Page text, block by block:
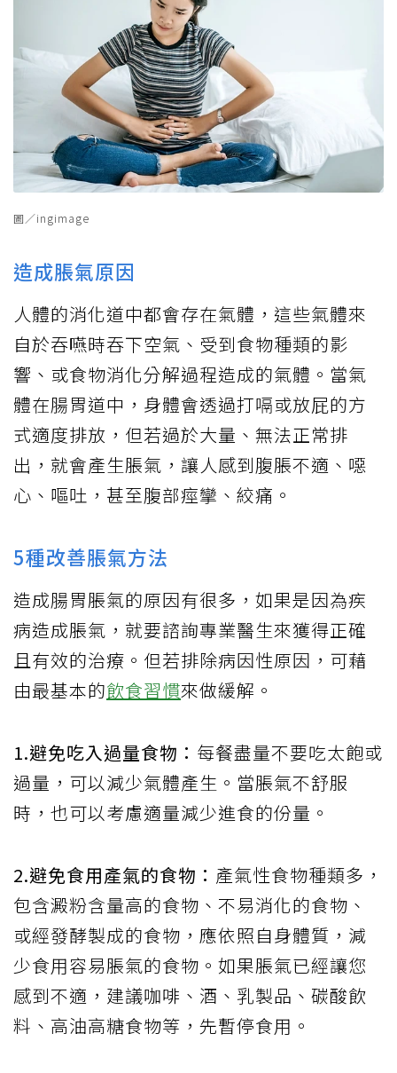
圖／ingimage
造成脹氣原因
人體的消化道中都會存在氣體，這些氣體來
自於吞嚥時吞下空氣、受到食物種類的影
響、或食物消化分解過程造成的氣體。當氣
體在腸胃道中，身體會透過打嗝或放屁的方
式適度排放，但若過於大量、無法正常排
出，就會產生脹氣，讓人感到腹脹不適、噁
心、嘔吐，甚至腹部痙攣、絞痛。
5種改善脹氣方法
造成腸胃脹氣的原因有很多，如果是因為疾
病造成脹氣，就要諮詢專業醫生來獲得正確
且有效的治療。但若排除病因性原因，可藉
由最基本的飲食習慣來做緩解。
1.避免吃入過量食物： 每餐盡量不要吃太飽或
過量，可以減少氣體產生。當脹氣不舒服
時，也可以考慮適量減少進食的份量。
2.避免食用產氣的食物： 產氣性食物種類多，
包含澱粉含量高的食物、不易消化的食物、
或經發酵製成的食物，應依照自身體質，減
少食用容易脹氣的食物。如果脹氣已經讓您
感到不適，建議咖啡、酒、乳製品、碳酸飲
料、高油高糖食物等，先暫停食用。